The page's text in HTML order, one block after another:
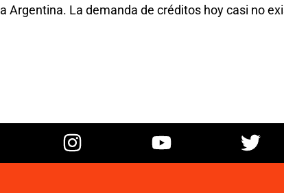
Argentina. La demanda de créditos hoy casi no